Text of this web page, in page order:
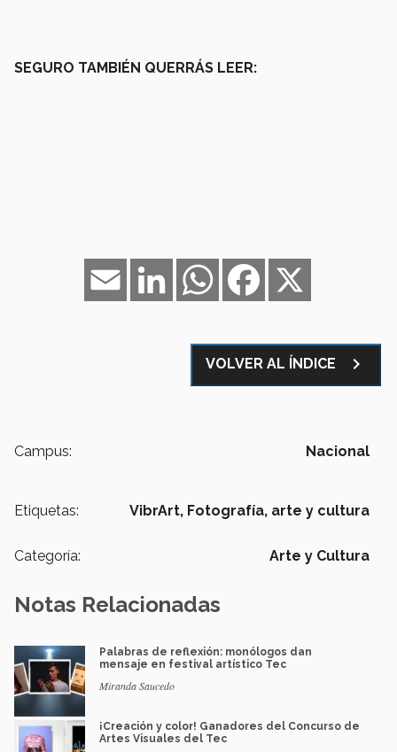
SEGURO TAMBIÉN QUERRÁS LEER:
Facebook
WhatsApp
LinkedIn
Email
VOLVER AL ÍNDICE navigate_next
Campus: Nacional
Etiquetas: VibrArt, Fotografía, arte y cultura
Categoría: Arte y Cultura
Notas Relacionadas
Palabras de reflexión: monólogos dan
mensaje en festival artístico Tec
Miranda Saucedo
¡Creación y color! Ganadores del Concurso de
Artes Visuales del Tec